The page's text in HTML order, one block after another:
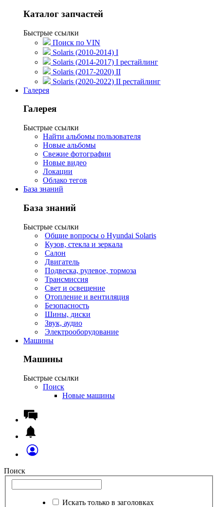
Каталог запчастей
Быстрые ссылки
Поиск по VIN
Solaris (2010-2014) I
Solaris (2014-2017) I рестайлинг
Solaris (2017-2020) II
Solaris (2020-2022) II рестайлинг
Галерея
Галерея
Быстрые ссылки
Найти альбомы пользователя
Новые альбомы
Свежие фотографии
Новые видео
Локации
Облако тегов
База знаний
База знаний
Быстрые ссылки
Общие вопросы о Hyundai Solaris
Кузов, стекла и зеркала
Салон
Двигатель
Подвеска, рулевое, тормоза
Трансмиссия
Свет и освещение
Отопление и вентиляция
Безопасность
Шины, диски
Звук, аудио
Электрооборудование
Машины
Машины
Быстрые ссылки
Поиск
Новые машины
Поиск
Искать только в заголовках